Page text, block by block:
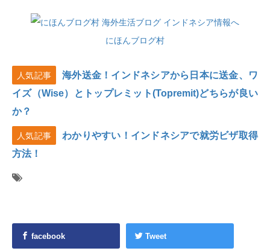
にほんブログ村
人気記事
海外送金！インドネシアから日本に送金、ワ
イズ（Wise）とトップレミット(Topremit)どちらが良い
か？
人気記事
わかりやすい！インドネシアで就労ビザ取得
方法！
facebook Tweet